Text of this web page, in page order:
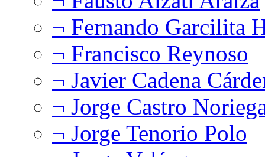
¬ Fernando Garcilita
¬ Francisco Reynoso
¬ Javier Cadena
¬ Jorge Castro
¬ Jorge Tenorio Polo